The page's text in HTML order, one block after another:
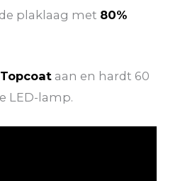
plaklaag met 80%
Topcoat aan en hardt 60
LED-lamp.